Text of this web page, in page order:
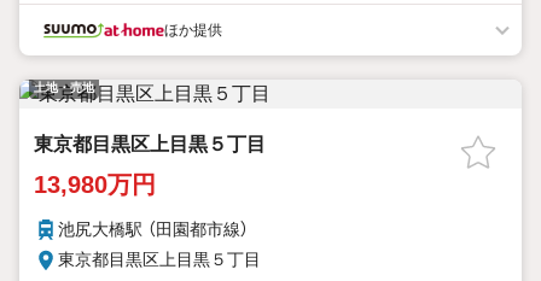
ほか提供
土地・売地
東京都目黒区上目黒５丁目
13,980万円
池尻大橋駅 （田園都市線）
東京都目黒区上目黒５丁目